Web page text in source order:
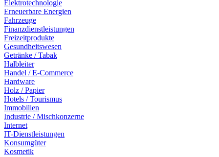
Elektrotechnologie
Erneuerbare Energien
Fahrzeuge
Finanzdienstleistungen
Freizeitprodukte
Gesundheitswesen
Getränke / Tabak
Halbleiter
Handel / E-Commerce
Hardware
Holz / Papier
Hotels / Tourismus
Immobilien
Industrie / Mischkonzerne
Internet
IT-Dienstleistungen
Konsumgüter
Kosmetik